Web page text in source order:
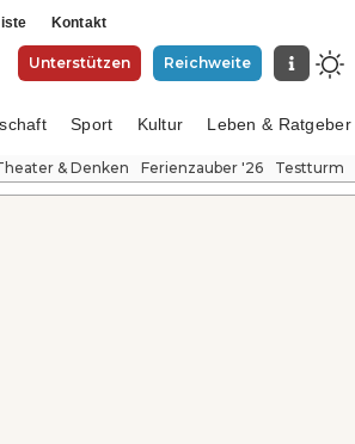
Kontakt
Unterstützen Reichweite
Sport Kultur Leben & Ratgeber
& Denken Ferienzauber '26 Testturm